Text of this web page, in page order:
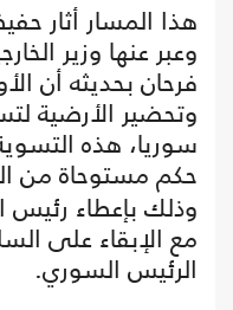
هذا المسار أثار
وعبر عنها وزير
فرحان بحديثه أن
وتحضير الأرضية
سوريا، هذه
حكم مستوحاة من
وذلك بإعطاء رئيس
مع الإبقاء على
الرئيس السوري.